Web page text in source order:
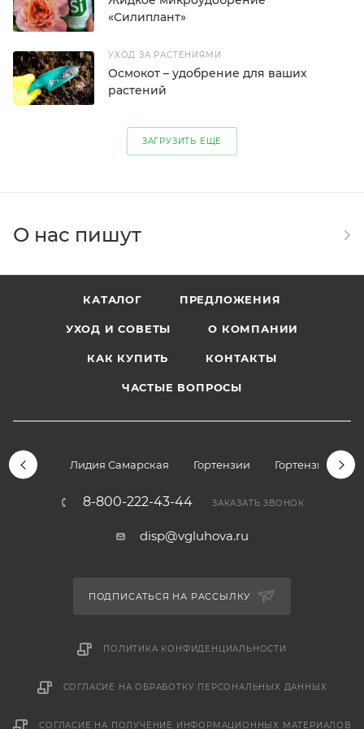
«Силиплант»
УХОД ЗА РАСТЕНИЯМИ
Осмокот – удобрение для ваших
растений
УХОД ЗА РАСТЕНИЯМИ
Уход за розами
мире цветущий кустарник
ЗАГРУЗИТЬ ЕЩЕ
О нас пишут
КАТАЛОГ ПРЕДЛОЖЕНИЯ
УХОД И СОВЕТЫ О КОМПАНИИ
КАК КУПИТЬ КОНТАКТЫ
ЧАСТЫЕ ВОПРОСЫ
Лидия Самарская Гортензии Гортензии
8-800-222-43-44 ЗАКАЗАТЬ ЗВОНОК
disp@vgluhova.ru
ПОДПИСАТЬСЯ НА РАССЫЛКУ
ПОЛИТИКА КОНФИДЕНЦИАЛЬНОСТИ
СОГЛАСИЕ НА ОБРАБОТКУ ПЕРСОНАЛЬНЫХ ДАННЫХ
СОГЛАСИЕ НА ПОЛУЧЕНИЕ ИНФОРМАЦИОННЫХ МАТЕРИАЛОВ